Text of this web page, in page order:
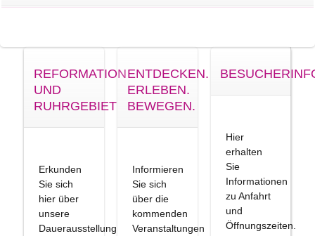
REFORMATION
UND
RUHRGEBIET
Erkunden
Sie sich
hier über
unsere
Dauerausstellung
ENTDECKEN.
ERLEBEN.
BEWEGEN.
Informieren
Sie sich
über die
kommenden
Veranstaltungen
Hier
erhalten
Sie
Informationen
zu Anfahrt
und
Öffnungszeiten.